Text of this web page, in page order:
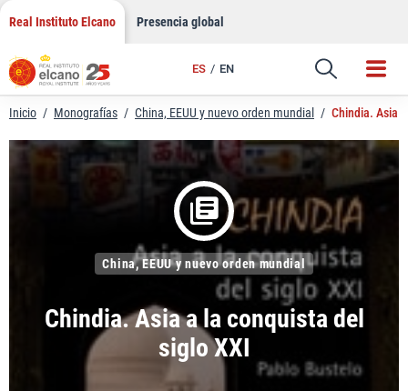
Saltar
contenido
Real Instituto Elcano Presencia global
ES EN
Enlace
Inicio / Monografías / China, EEUU y nuevo orden mundial / Chindia. Asia
Chindia. Asia a la conquista del
siglo XXI
China, EEUU y nuevo orden mundial